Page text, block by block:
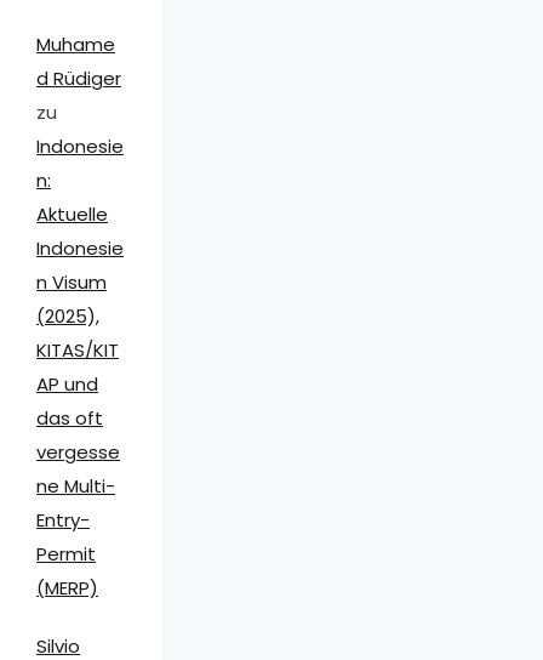
Muhame
d Rüdiger
zu
Indonesie
n:
Aktuelle
Indonesie
n Visum
(2025),
KITAS/KIT
AP und
das oft
vergesse
ne Multi-
Entry-
Permit
(MERP)
Silvio